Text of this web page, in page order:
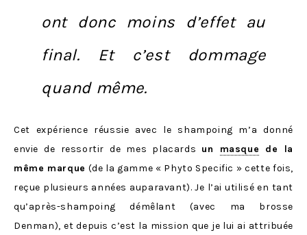
ont donc moins d’effet au
final. Et c’est dommage
quand même.
Cet expérience réussie avec le shampoing m’a donné
envie de ressortir de mes placards un masque de la
même marque (de la gamme « Phyto Specific » cette fois,
reçue plusieurs années auparavant). Je l’ai utilisé en tant
qu’après-shampoing démêlant (avec ma brosse
Denman), et depuis c’est la mission que je lui ai attribuée